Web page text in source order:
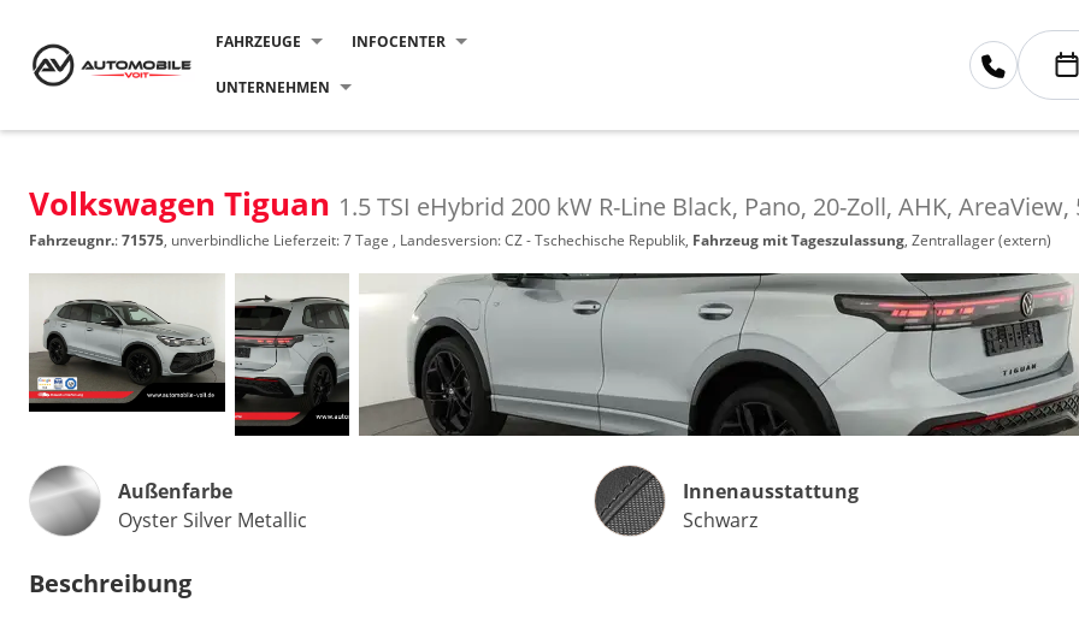
FAHRZEUGE INFOCENTER
UNTERNEHMEN
Volkswagen Tiguan 1.5 TSI eHybrid 200 kW R-Line Black, Pano, 20-Zoll, AHK, AreaView,
Fahrzeugnr.:71575, unverbindliche Lieferzeit:7 Tage , Landesversion: CZ - Tschechische Republik, Fahrzeug mit Tageszulassung, Zentrallager (extern)
Außenfarbe
Oyster Silver Metallic
InnenausstattungInnenausstattung
Schwarz
Beschreibung